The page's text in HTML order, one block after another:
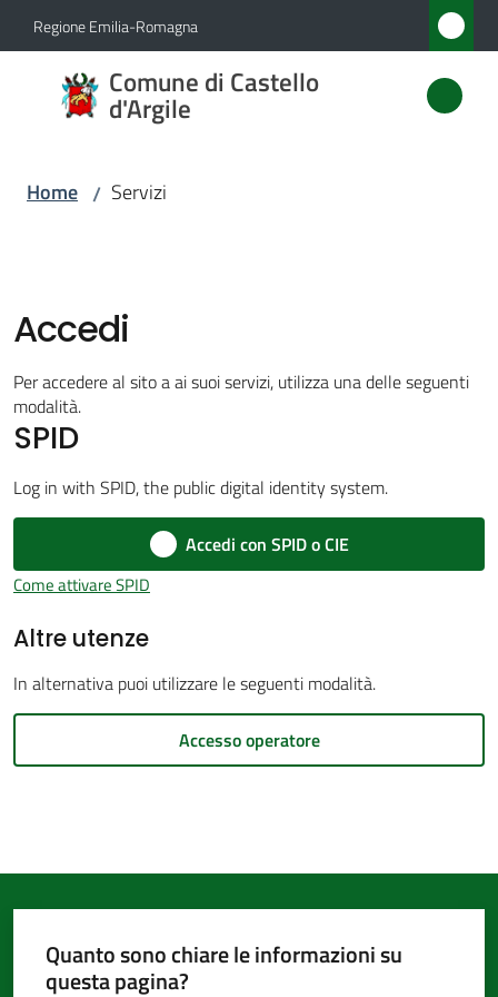
Vai al contenuto
Vai alla navigazione
Vai al footer
Regione Emilia-Romagna
Comune di Castello
d'Argile
Comune
di
Novità
Servizi
Menu selezionato
Castello
d'Argile
Amministrazione
Trasparente
Tutti
Home / Servizi
Accedi
Per accedere al sito a ai suoi servizi, utilizza una delle seguenti
modalità.
SPID
Log in with SPID, the public digital identity system.
Accedi con SPID o CIE
Come attivare SPID
Altre utenze
In alternativa puoi utilizzare le seguenti modalità.
Accesso operatore
Quanto sono chiare le informazioni su
questa pagina?